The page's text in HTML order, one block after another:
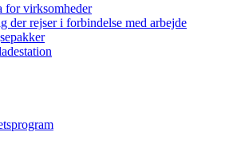
for virksomheder
der rejser i forbindelse med arbejde